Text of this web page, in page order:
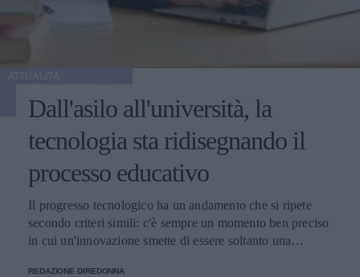
Dall'asilo all'università, la
tecnologia sta ridisegnando il
processo educativo
Il progresso tecnologico ha un andamento che si ripete
secondo criteri simili: c'è sempre un momento ben preciso
in cui un'innovazione smette di essere soltanto una
REDAZIONE DIREDONNA